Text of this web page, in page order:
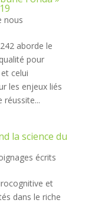
nous
aborde le
pour
celui
les enjeux liés
la science du
écrits
et
dans le riche